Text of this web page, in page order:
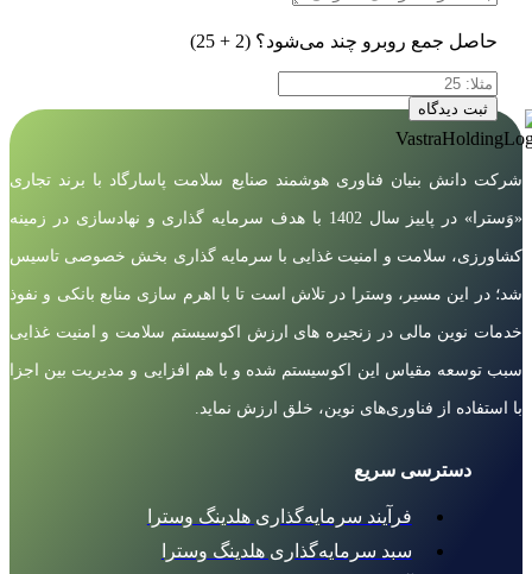
حاصل جمع روبرو چند می‌شود؟ (2 + 25)
ثبت دیدگاه
شرکت دانش بنیان فناوری هوشمند صنایع سلامت پاسارگاد با برند تجاری
«وَسترا» در پاییز سال 1402 با هدف سرمایه گذاری و نهادسازی در زمینه
کشاورزی، سلامت و امنیت غذایی با سرمایه گذاری بخش خصوصی تاسیس
شد؛ در این مسیر، وسترا در تلاش است تا با اهرم سازی منابع بانکی و نفوذ
خدمات نوین مالی در زنجیره های ارزش اکوسیستم سلامت و امنیت غذایی
سبب توسعه مقیاس این اکوسیستم شده و با هم افزایی و مدیریت بین اجزا
با استفاده از فناوری‌های نوین، خلق ارزش نماید.
دسترسی سریع
فرآیند سرمایه‌گذاری هلدینگ وسترا
سبد سرمایه‌گذاری هلدینگ وسترا